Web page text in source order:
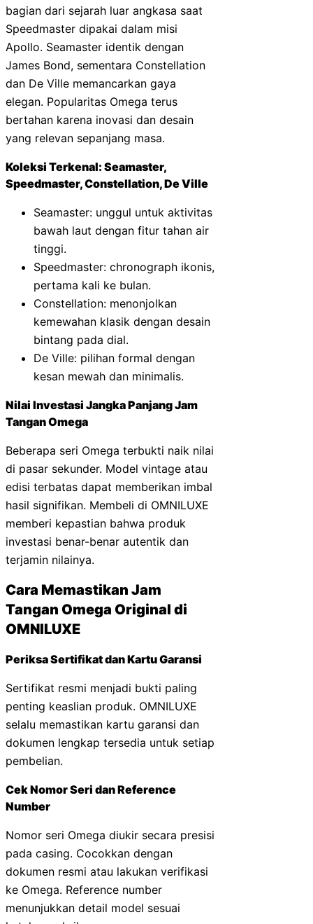
bagian dari sejarah luar angkasa saat
Speedmaster dipakai dalam misi
Apollo. Seamaster identik dengan
James Bond, sementara Constellation
dan De Ville memancarkan gaya
elegan. Popularitas Omega terus
bertahan karena inovasi dan desain
yang relevan sepanjang masa.
Koleksi Terkenal: Seamaster,
Speedmaster, Constellation, De Ville
Seamaster: unggul untuk aktivitas
bawah laut dengan fitur tahan air
tinggi.
Speedmaster: chronograph ikonis,
pertama kali ke bulan.
Constellation: menonjolkan
kemewahan klasik dengan desain
bintang pada dial.
De Ville: pilihan formal dengan
kesan mewah dan minimalis.
Nilai Investasi Jangka Panjang Jam
Tangan Omega
Beberapa seri Omega terbukti naik nilai
di pasar sekunder. Model vintage atau
edisi terbatas dapat memberikan imbal
hasil signifikan. Membeli di OMNILUXE
memberi kepastian bahwa produk
investasi benar-benar autentik dan
terjamin nilainya.
Cara Memastikan Jam
Tangan Omega Original di
OMNILUXE
Periksa Sertifikat dan Kartu Garansi
Sertifikat resmi menjadi bukti paling
penting keaslian produk. OMNILUXE
selalu memastikan kartu garansi dan
dokumen lengkap tersedia untuk setiap
pembelian.
Cek Nomor Seri dan Reference
Number
Nomor seri Omega diukir secara presisi
pada casing. Cocokkan dengan
dokumen resmi atau lakukan verifikasi
ke Omega. Reference number
menunjukkan detail model sesuai